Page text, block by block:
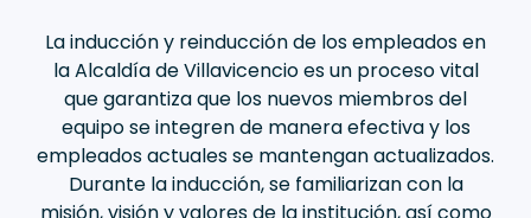
La inducción y reinducción de los empleados en
la Alcaldía de Villavicencio es un proceso vital
que garantiza que los nuevos miembros del
equipo se integren de manera efectiva y los
empleados actuales se mantengan actualizados.
Durante la inducción, se familiarizan con la